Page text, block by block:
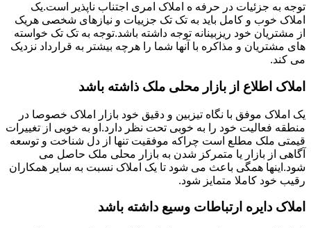
توجه به جزئیات در حرفه ه املاک امری اجتناب ناپذیر است.یک
املاک خوب و کامل باید به تک تک جزییات و نیازهای شخصی هریک
از مشتریان خود ریزبینانه توجه داشته باشد.توجه به تک تک خواسته
های مشتریان و مذاکره با آنها شما را هرچه بیشتر به قرارداد نزدیک
می کند.
املاک اطلاع از بازار محلی ملک ذاشته باشد
یک املاک موفق با نگاه تیزبین و دقیق خود بازار املاک خصوصا در
منطقه فعالیت خود را به خوبی تحت نظر دارد.او به خوبی از تغییرات
قیمتی ملک مطلع است چراکه موفقیت تنها از دل شناخت و توسعه
آگاهی از بازار یا متمرکز شدن به بازار محلی ملک حاصل می
شود.اینها همگی باعث می شود تا یک املاک نسبت به سایر همکاران
رقیب خود کاملا متمایز شود.
املاک دایره ارتباطات وسیع داشته باشد